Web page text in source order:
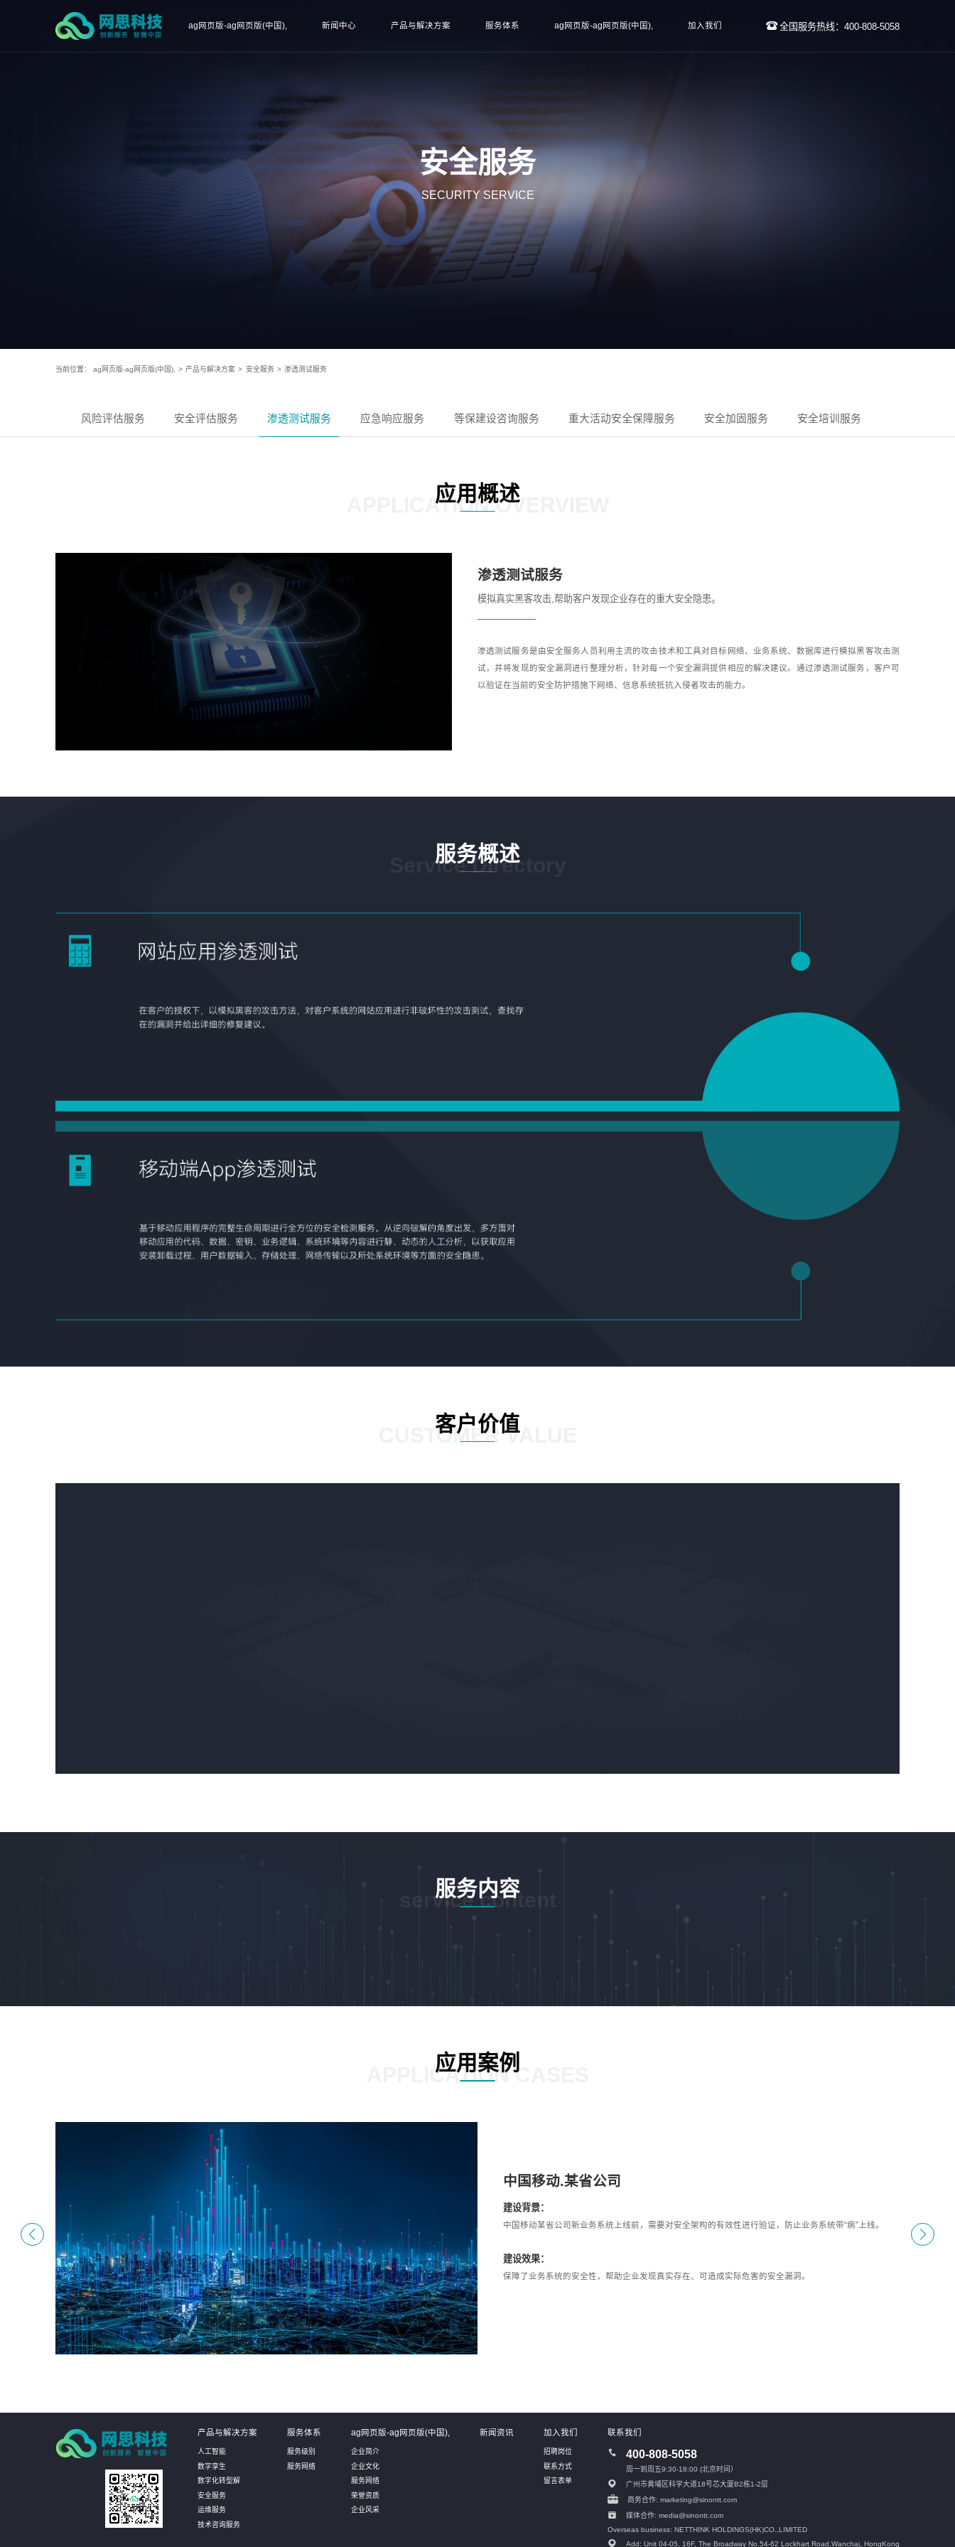
ag网页版-ag网页版(中国), 新闻中心 产品与解决方案 服务体系 ag网页版-ag网页版(中国), 加入我们 全国服务热线：400-808-5058
安全服务
SECURITY SERVICE
当前位置： ag网页版-ag网页版(中国), > 产品与解决方案 > 安全服务 > 渗透测试服务
风险评估服务 安全评估服务 渗透测试服务 应急响应服务 等保建设咨询服务 重大活动安全保障服务 安全加固服务 安全培训服务
应用概述
APPLICATION OVERVIEW
渗透测试服务
模拟真实黑客攻击,帮助客户发现企业存在的重大安全隐患。
渗透测试服务是由安全服务人员利用主流的攻击技术和工具对目标网络、业务系统、数据库进行模拟黑客攻击测
试，并将发现的安全漏洞进行整理分析，针对每一个安全漏洞提供相应的解决建议。通过渗透测试服务，客户可
以验证在当前的安全防护措施下网络、信息系统抵抗入侵者攻击的能力。
服务概述
Service Directory
客户价值
CUSTOMER VALUE
服务内容
service content
应用案例
APPLICATION CASES
中国移动.某省公司
建设背景：
中国移动某省公司新业务系统上线前，需要对安全架构的有效性进行验证，防止业务系统带“病”上线。
建设效果：
保障了业务系统的安全性，帮助企业发现真实存在、可造成实际危害的安全漏洞。
产品与解决方案
人工智能
数字孪生
数字化转型解
安全服务
运维服务
技术咨询服务
服务体系
服务级别
服务网络
ag网页版-ag网页版(中国),
企业简介
企业文化
服务网络
荣誉资质
企业风采
新闻资讯 加入我们
招聘岗位
联系方式
留言表单
联系我们
400-808-5058
周一到周五9:30-18:00 (北京时间）
广州市黄埔区科学大道18号芯大厦B2栋1-2层
商务合作: marketing@sinontt.com
媒体合作: media@sinontt.com
Overseas business: NETTHINK HOLDINGS(HK)CO.,LIMITED
Add: Unit 04-05, 16F, The Broadway No.54-62 Lockhart Road,Wanchai, HongKong